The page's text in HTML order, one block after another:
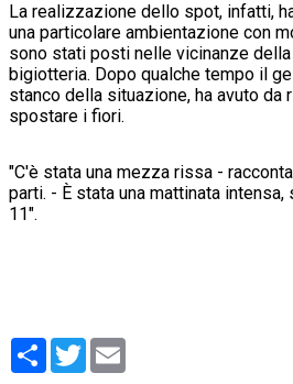
La realizzazione dello spot, infatti,
una particolare ambientazione con
sono stati posti nelle vicinanze
bigiotteria. Dopo qualche tempo il
stanco della situazione, ha avuto da
spostare i fiori.
"C'è stata una mezza rissa -
parti. - È stata una mattinata
11".
Condividi
Twitter